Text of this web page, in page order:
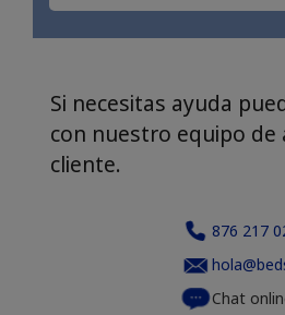
Si necesitas ayuda
con nuestro equipo de
cliente.
876 217
Chat